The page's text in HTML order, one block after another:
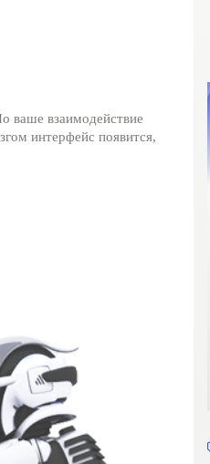
ваше взаимодействие
интерфейс появится,